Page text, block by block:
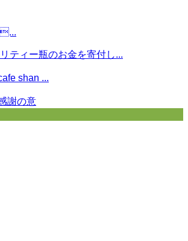
ティー瓶のお金を寄付し...
shan ...
謝の意